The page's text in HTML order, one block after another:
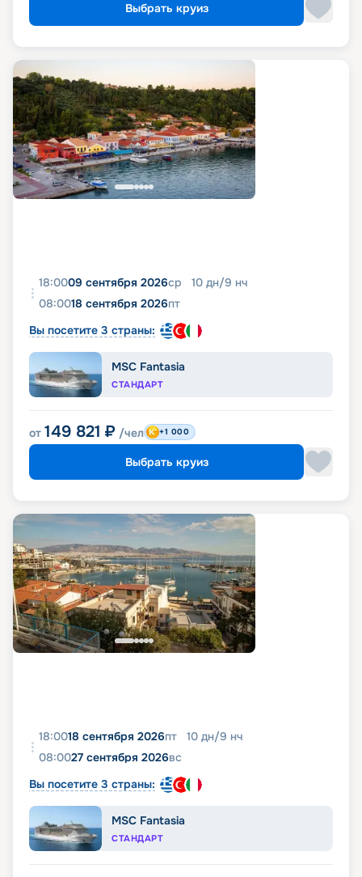
Выбрать круиз
18:0009 сентября 2026ср 10 дн/9 нч
08:0018 сентября 2026пт
Вы посетите 3 страны:
MSC Fantasia
СТАНДАРТ
от 149 821 ₽ /чел +1 000
Выбрать круиз
18:0018 сентября 2026пт 10 дн/9 нч
08:0027 сентября 2026вс
Вы посетите 3 страны:
MSC Fantasia
СТАНДАРТ